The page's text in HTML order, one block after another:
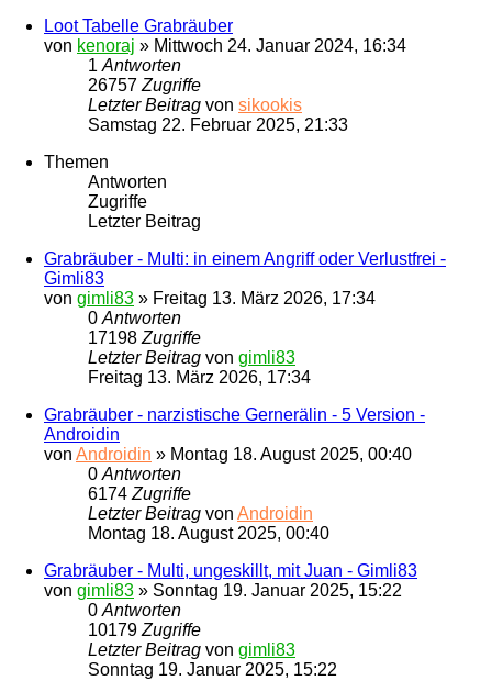
Loot Tabelle Grabräuber
von kenoraj » Mittwoch 24. Januar 2024, 16:34
1Antworten
26757Zugriffe
Letzter Beitrag von sikookis
Samstag 22. Februar 2025, 21:33
Themen
Antworten
Zugriffe
Letzter Beitrag
Grabräuber - Multi: in einem Angriff oder Verlustfrei -
Gimli83
von gimli83 » Freitag 13. März 2026, 17:34
0Antworten
17198Zugriffe
Letzter Beitrag von gimli83
Freitag 13. März 2026, 17:34
Grabräuber - narzistische Gernerälin - 5 Version -
Androidin
von Androidin » Montag 18. August 2025, 00:40
0Antworten
6174Zugriffe
Letzter Beitrag von Androidin
Montag 18. August 2025, 00:40
Grabräuber - Multi, ungeskillt, mit Juan - Gimli83
von gimli83 » Sonntag 19. Januar 2025, 15:22
0Antworten
10179Zugriffe
Letzter Beitrag von gimli83
Sonntag 19. Januar 2025, 15:22